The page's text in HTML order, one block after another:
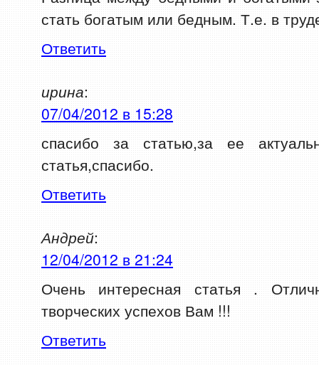
стать богатым или бедным. Т.е. в
Ответить
ирина:
07/04/2012 в 15:28
спасибо за статью,за ее
статья,спасибо.
Ответить
Андрей:
12/04/2012 в 21:24
Очень интересная статья .
творческих успехов Вам !!!
Ответить